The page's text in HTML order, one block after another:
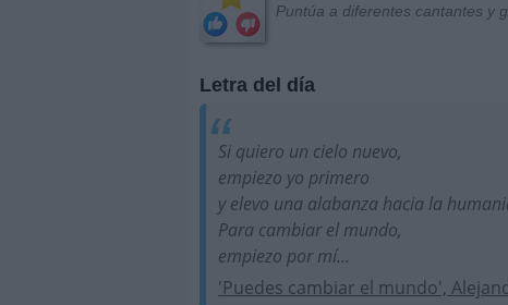
Puntúa a diferentes cantantes y
Letra del día
Si quiero un cielo nuevo,
empiezo yo primero
y elevo una alabanza hacia la
Para cambiar el mundo,
empiezo por mí...
'Puedes cambiar el mundo',